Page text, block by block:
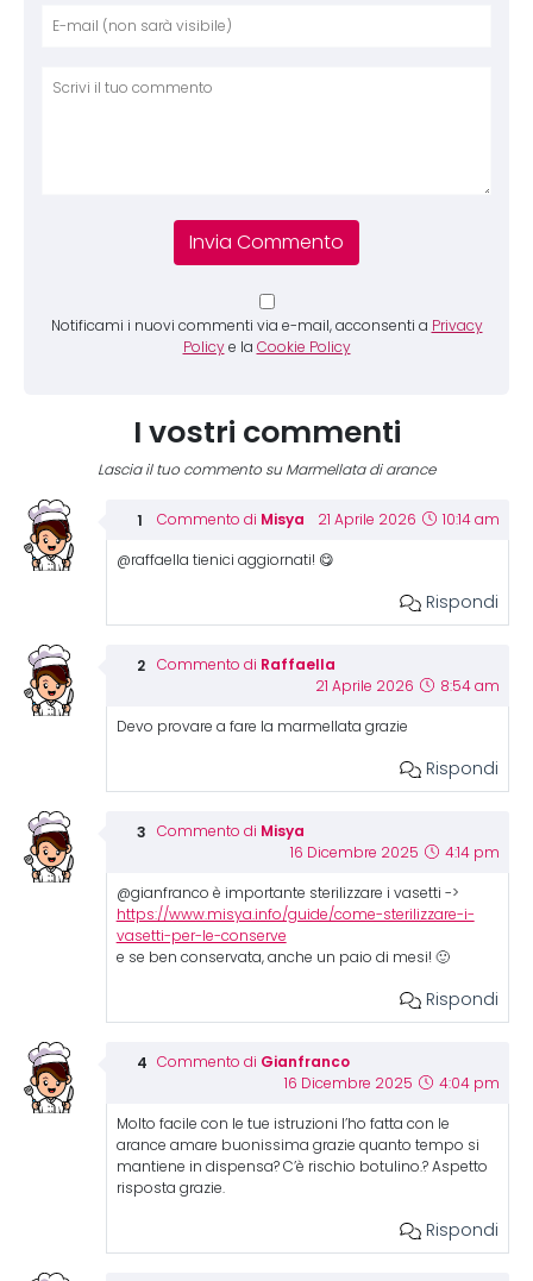
Notificami i nuovi commenti via e-mail, acconsenti a Privacy
Policy e la Cookie Policy
I vostri commenti
Lascia il tuo commento su Marmellata di arance
Commento di Misya 21 Aprile 2026 10:14 am
@raffaella tienici aggiornati! 😋
Rispondi
Commento di Raffaella
21 Aprile 2026 8:54 am
Devo provare a fare la marmellata grazie
Rispondi
Commento di Misya
16 Dicembre 2025 4:14 pm
@gianfranco è importante sterilizzare i vasetti ->
https://www.misya.info/guide/come-sterilizzare-i-
vasetti-per-le-conserve
e se ben conservata, anche un paio di mesi! 🙂
Rispondi
Commento di Gianfranco
16 Dicembre 2025 4:04 pm
Molto facile con le tue istruzioni l’ho fatta con le
arance amare buonissima grazie quanto tempo si
mantiene in dispensa? C’è rischio botulino.? Aspetto
risposta grazie.
Rispondi